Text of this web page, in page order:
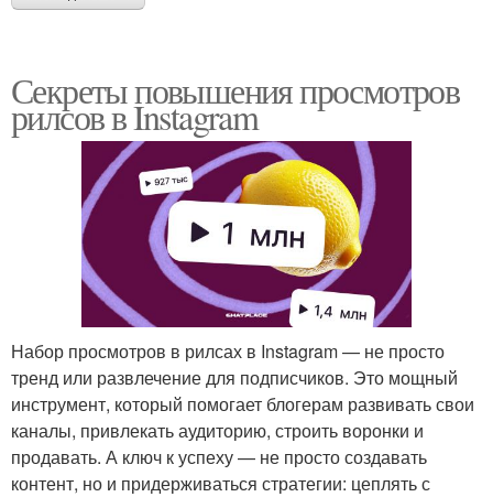
Секреты повышения просмотров
рилсов в Instagram
Набор просмотров в рилсах в Instagram — не просто
тренд или развлечение для подписчиков. Это мощный
инструмент, который помогает блогерам развивать свои
каналы, привлекать аудиторию, строить воронки и
продавать. А ключ к успеху — не просто создавать
контент, но и придерживаться стратегии: цеплять с